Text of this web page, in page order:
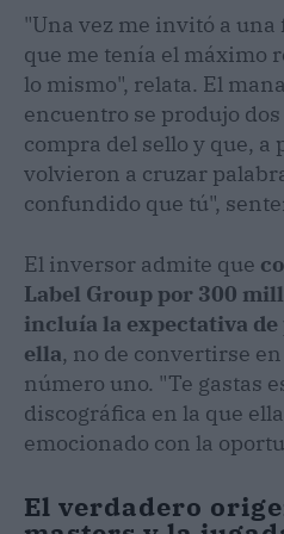
"Una vez me invitó a
que me tenía el máximo
lo mismo", relata. El
encuentro se produjo
compra del sello y que, a
volvieron a cruzar
confundido que tú",
El inversor admite que
Label Group por 300
incluía la expectativa
ella, no de convertirse
número uno. "Te gastas
discográfica en la que
emocionado con la
El verdadero